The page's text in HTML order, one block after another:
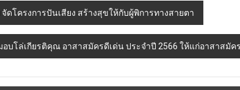
โครงการปันเสียง สร้างสุขให้กับผู้พิการทางสายตา
อบโล่เกียรติคุณ อาสาสมัครดีเด่น ประจำปี 2566 ให้แก่อาสาสมัค